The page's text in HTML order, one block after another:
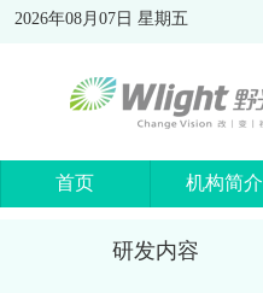
2026年08月07日 星期五
首页 机构简介
研发内容